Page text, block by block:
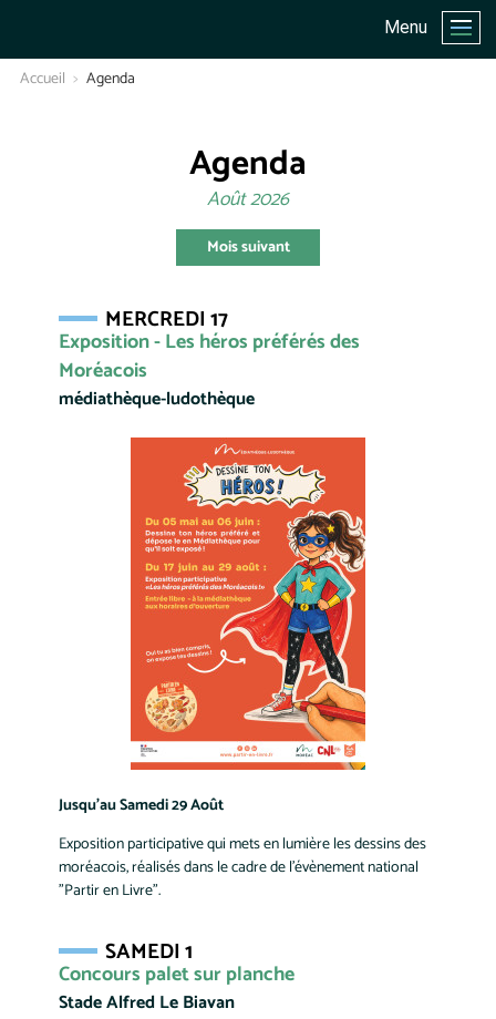
Menu
Accueil Agenda
Agenda
Août 2026
Mois suivant
MERCREDI 17
Exposition - Les héros préférés des
Moréacois
médiathèque-ludothèque
Jusqu'au Samedi 29 Août
Exposition participative qui mets en lumière les dessins des
moréacois, réalisés dans le cadre de l'évènement national
"Partir en Livre".
SAMEDI 1
Concours palet sur planche
Stade Alfred Le Biavan